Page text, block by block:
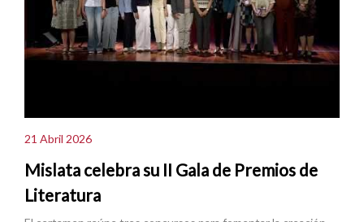
21 Abril 2026
Mislata celebra su II Gala de Premios de
Literatura